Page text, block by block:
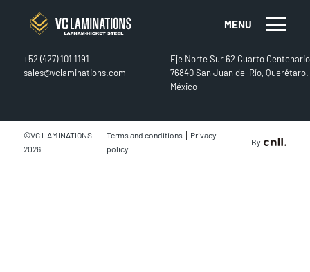
MENU
CONTACT
+52 (427) 101 1191
sales@vclaminations.com
Eje Norte Sur 62 Cuarto Centenario
76840 San Juan del Río, Querétaro.
México
©VC LAMINATIONS
2026
Terms and conditions | Privacy
policy
By